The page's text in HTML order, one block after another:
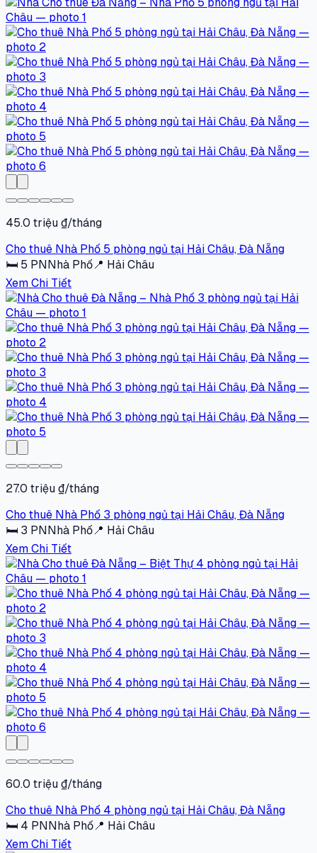
45.0 triệu ₫/tháng
Cho thuê Nhà Phố 5 phòng ngủ tại Hải Châu, Đà Nẵng
🛏 5 PNNhà Phố📍 Hải Châu
Xem Chi Tiết
27.0 triệu ₫/tháng
Cho thuê Nhà Phố 3 phòng ngủ tại Hải Châu, Đà Nẵng
🛏 3 PNNhà Phố📍 Hải Châu
Xem Chi Tiết
60.0 triệu ₫/tháng
Cho thuê Nhà Phố 4 phòng ngủ tại Hải Châu, Đà Nẵng
🛏 4 PNNhà Phố📍 Hải Châu
Xem Chi Tiết